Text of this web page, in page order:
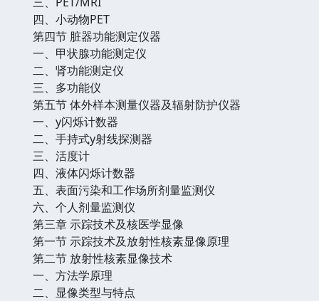
四、小动物PET
第四节 脏器功能测定仪器
一、甲状腺功能测定仪
二、肾功能测定仪
三、多功能仪
第五节 体外样本测量仪器及辐射防护仪器
一、y闪烁计数器
二、手持式y射线探测器
三、活度计
四、液体闪烁计数器
五、表面污染和工作场所剂量监测仪
六、个人剂量监测仪
第三章 示踪技术及核医学显像
第一节 示踪技术及放射性核素显像原理
第二节 放射性核素显像技术
一、方法学原理
二、显像类型与特点